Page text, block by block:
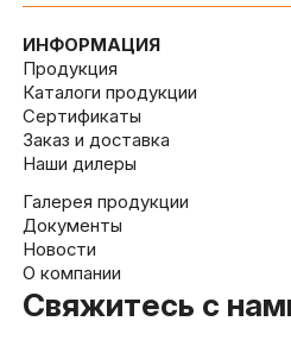
ИНФОРМАЦИЯ
Продукция
Каталоги продукции
Сертификаты
Заказ и доставка
Наши дилеры
Галерея продукции
Документы
Новости
О компании
Свяжитесь с